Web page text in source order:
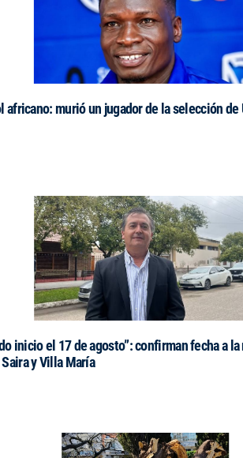
africano: murió un jugador de la selección
inicio el 17 de agosto”: confirman fecha a
y Villa María